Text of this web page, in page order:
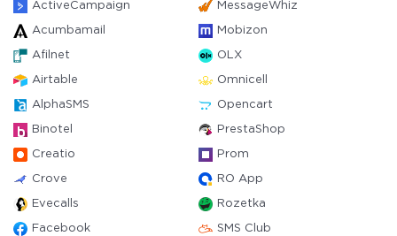
ActiveCampaign MessageWhiz
Acumbamail Mobizon
Afilnet OLX
Airtable Omnicell
AlphaSMS Opencart
Binotel PrestaShop
Creatio Prom
Crove RO App
Evecalls Rozetka
Facebook SMS Club